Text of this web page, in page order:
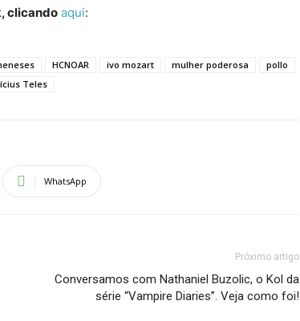
clicando aqui:
HCNOAR ivo mozart mulher poderosa
pollo
Teles
WhatsApp
Próximo artigo
Conversamos com Nathaniel Buzolic, o Kol da
série “Vampire Diaries”. Veja como foi!